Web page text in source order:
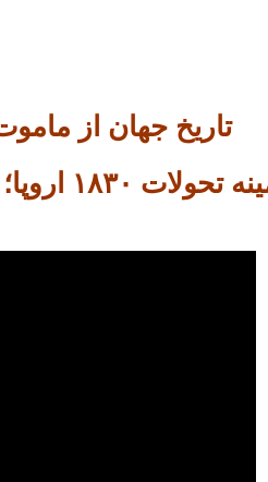
تاریخ جهان از ماموت
اروپا؛ انقلاب کبیر فرانسه است